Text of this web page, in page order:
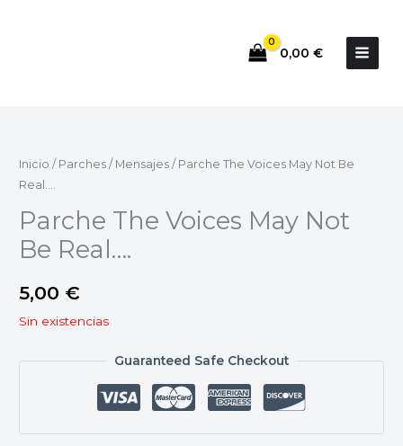
0,00 €
Inicio / Parches / Mensajes / Parche The Voices May Not Be
Real….
Parche The Voices May Not
Be Real….
5,00 €
Sin existencias
Guaranteed Safe Checkout